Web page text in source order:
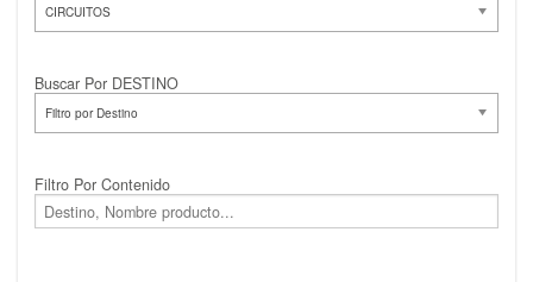
CIRCUITOS
Buscar Por DESTINO
Filtro por Destino
Filtro Por Contenido